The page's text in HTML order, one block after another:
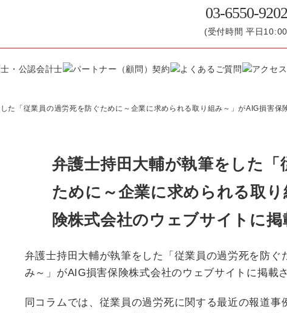
03-6550-9202
(受付時間 平日
た「従業員の過労死を防ぐために～企業に求められる取り組み～」がAIG損害保
弁護士持田大輔が執筆をした「
ために～企業に求められる取
険株式会社のウェブサイトに掲
弁護士持田大輔が執筆をした「従業員の過労死を防ぐ
み～」がAIG損害保険株式会社のウェブサイトに掲載
同コラムでは、従業員の過労死に関する最近の報道事